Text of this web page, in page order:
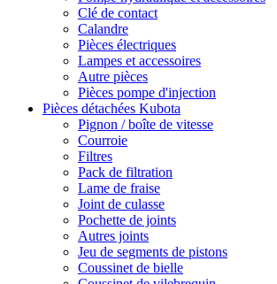
Clé de contact
Calandre
Pièces électriques
Lampes et accessoires
Autre pièces
Pièces pompe d'injection
Pièces détachées Kubota
Pignon / boîte de vitesse
Courroie
Filtres
Pack de filtration
Lame de fraise
Joint de culasse
Pochette de joints
Autres joints
Jeu de segments de pistons
Coussinet de bielle